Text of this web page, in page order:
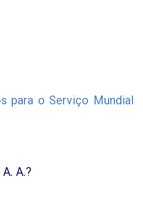
para o Serviço Mundial
A.?